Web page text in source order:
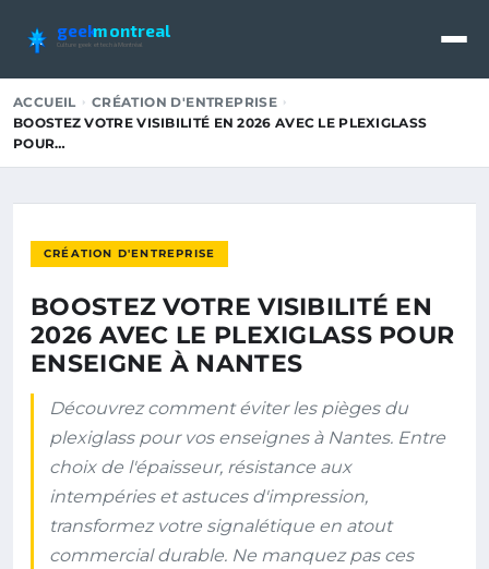
geekmontreal
Culture geek et tech à Montréal
ACCUEIL
CRÉATION D'ENTREPRISE
BOOSTEZ VOTRE VISIBILITÉ EN 2026 AVEC LE PLEXIGLASS
POUR…
CRÉATION D'ENTREPRISE
BOOSTEZ VOTRE VISIBILITÉ EN
2026 AVEC LE PLEXIGLASS POUR
ENSEIGNE À NANTES
Découvrez comment éviter les pièges du
plexiglass pour vos enseignes à Nantes. Entre
choix de l'épaisseur, résistance aux
intempéries et astuces d'impression,
transformez votre signalétique en atout
commercial durable. Ne manquez pas ces